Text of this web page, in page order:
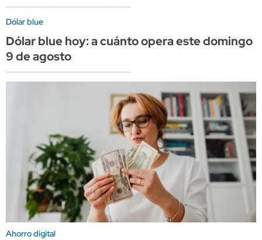
Dólar blue
Dólar blue hoy: a cuánto opera este domingo
9 de agosto
Ahorro digital